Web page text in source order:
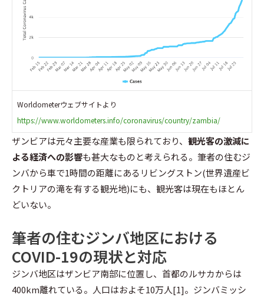
Worldometerウェブサイトより
https://www.worldometers.info/coronavirus/country/zambia/
ザンビアは元々主要な産業も限られており、 観光客の激減に
よる経済への影響も甚大なものと考えられる。筆者の住むジ
ンバから車で1時間の距離にあるリビングストン(世界遺産ビ
クトリアの滝を有する観光地)にも、観光客は現在もほとん
どいない。
筆者の住むジンバ地区における
COVID-19の現状と対応
ジンバ地区はザンビア南部に位置し、首都のルサカからは
400km離れている。人口はおよそ10万人[1]。ジンバミッシ